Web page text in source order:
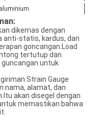
dikemas dengan
anti-statis, kardus, dan
goncangan.Load
tertutup dan
untuk
Strain Gauge
nama, alamat, dan
akan disegel dengan
memastikan bahwa